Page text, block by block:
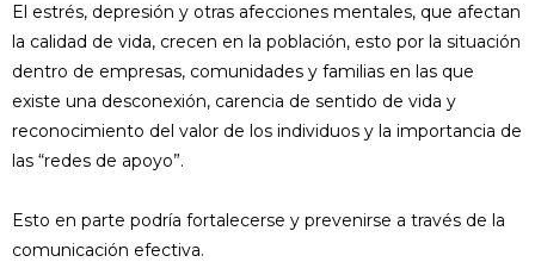
El estrés, depresión y otras afecciones mentales, que afectan
la calidad de vida, crecen en la población, esto por la situación
dentro de empresas, comunidades y familias en las que
existe una desconexión, carencia de sentido de vida y
reconocimiento del valor de los individuos y la importancia de
las “redes de apoyo”.
Esto en parte podría fortalecerse y prevenirse a través de la
comunicación efectiva.